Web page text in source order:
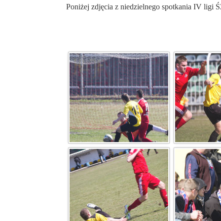
Poniżej zdjęcia z niedzielnego spotkania IV ligi